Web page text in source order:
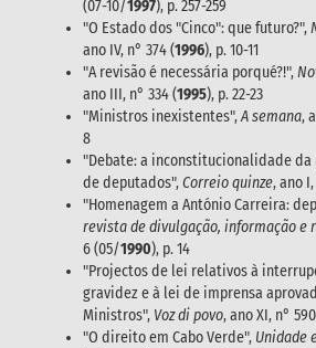
(07-10/1997), p. 257-259
"O Estado dos "Cinco": que futuro?",
ano IV, n° 374 (1996), p. 10-11
"A revisão é necessária porqué?!",
ano III, n° 334 (1995), p. 22-23
"Ministros inexistentes",A semana,
8
"Debate: a inconstitucionalidade da
de deputados",Correio quinze, ano I,
"Homenagem a António Carreira:
revista de divulgação, informação e
6 (05/1990), p. 14
"Projectos de lei relativos à
gravidez e à lei de imprensa
Ministros", Voz di povo, ano XI, n°
"O direito em Cabo Verde", Unidade